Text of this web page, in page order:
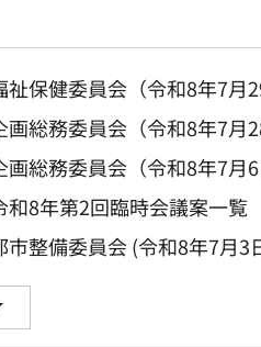
祉保健委員会（令和8年7月
画総務委員会（令和8年7月
画総務委員会（令和8年7月6
和8年第2回臨時会議案一覧
市整備委員会 (令和8年7月3